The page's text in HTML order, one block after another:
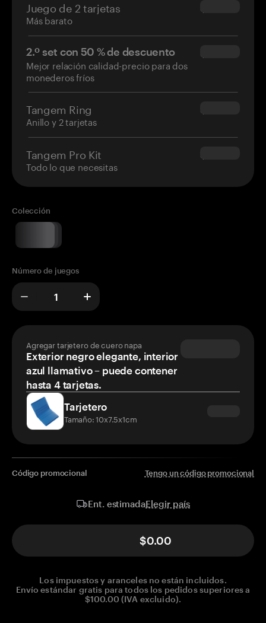
Juego de 2 tarjetas
Más barato
$54.90
2.º set con 50 % de descuento
Mejor relación calidad-precio para dos
monederos fríos
$34.95
Tangem Ring
Anillo y 2 tarjetas
$160.00
Tangem Pro Kit
Todo lo que necesitas
$180.00
Colección
Número de juegos
Agregar tarjetero de cuero napa
Exterior negro elegante, interior
azul llamativo – puede contener
hasta 4 tarjetas.
Tarjetero
Tamaño: 10x7.5x1cm
Código promocional Tengo un código promocional
Ent. estimadaElegir país
$0.00
Los impuestos y aranceles no están incluidos.
Envío estándar gratis para todos los pedidos superiores a
$100.00 (IVA excluido).